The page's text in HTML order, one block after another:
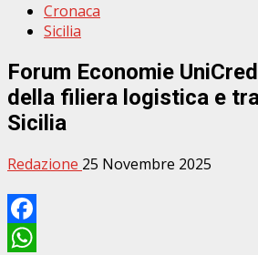
Cronaca
Sicilia
Forum Economie
della filiera logistica e
Sicilia
Redazione 25 Novembre 2025
Facebook